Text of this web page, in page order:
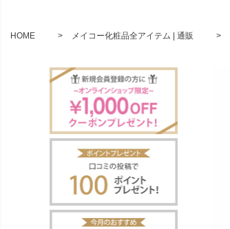
HOME メイコー化粧品全アイテム | 通販